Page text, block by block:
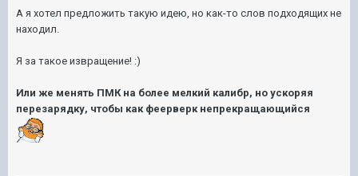
А я хотел предложить такую идею, но как-то слов подходящих не
находил.
Я за такое извращение! :)
Или же менять ПМК на более мелкий калибр, но ускоряя
перезарядку, чтобы как феерверк непрекращающийся